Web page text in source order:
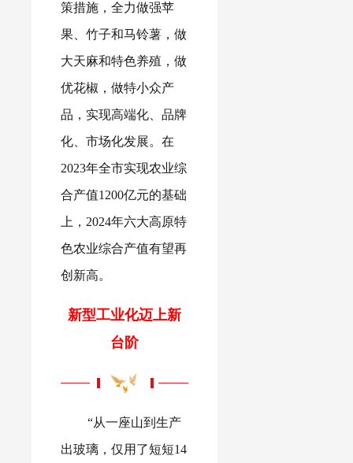
策措施，全力做强苹
果、竹子和马铃薯，做
大天麻和特色养殖，做
优花椒，做特小众产
品，实现高端化、品牌
化、市场化发展。在
2023年全市实现农业综
合产值1200亿元的基础
上，2024年六大高原特
色农业综合产值有望再
创新高。
新型工业化迈上新
台阶
“从一座山到生产
出玻璃，仅用了短短14